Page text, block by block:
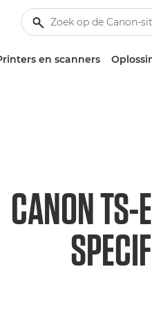
en scanners
CANON